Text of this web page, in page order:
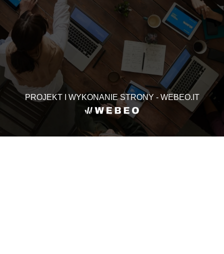
PROJEKT I WYKONANIE STRONY - WEBEO.IT